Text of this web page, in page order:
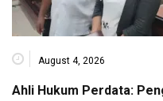
August 4, 2026
Ahli Hukum Perdata: